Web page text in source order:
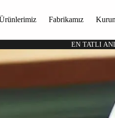
Fabrikamız
EN TATLI